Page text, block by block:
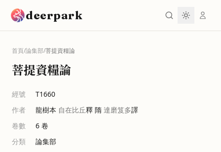
deerpark
首頁/論集部/菩提資糧論
菩提資糧論
經號
T1660
作者
龍樹本 自在比丘釋 隋 達磨笈多譯
卷數
6 卷
分類
論集部